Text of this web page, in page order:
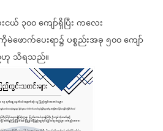
ငယ် ၃၀၀ကျော်ရှိပြီးကလေး
ကိုမဲဖောက်ပေးရာ၌ပစ္စည်းအခု၅၀၀ကျော်
ဟု သိရသည်။